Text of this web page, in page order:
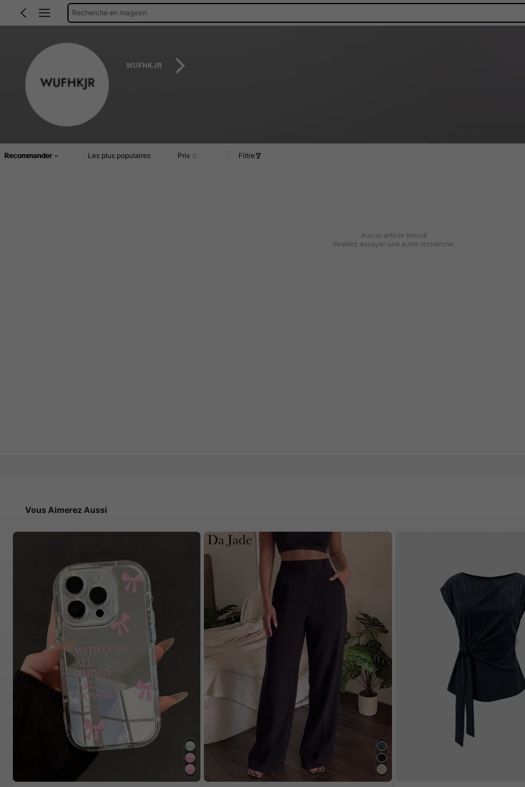
Recherche en magasin
WUFHKJR
Recommander Les plus populaires Prix Filtre
Aucun article trouvé
Veuillez essayer une autre recherche.
Vous Aimerez Aussi